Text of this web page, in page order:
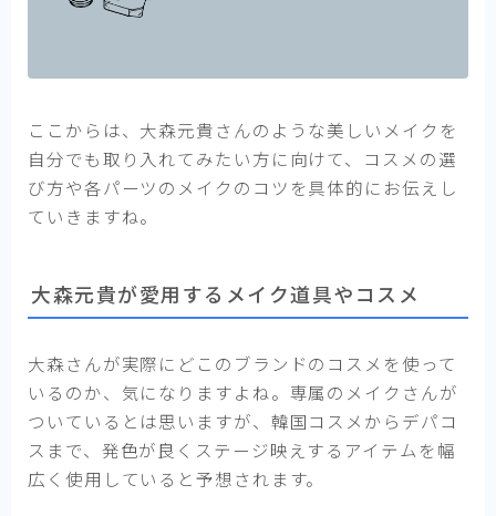
ここからは、大森元貴さんのような美しいメイクを
自分でも取り入れてみたい方に向けて、コスメの選
び方や各パーツのメイクのコツを具体的にお伝えし
ていきますね。
大森元貴が愛用するメイク道具やコスメ
大森さんが実際にどこのブランドのコスメを使って
いるのか、気になりますよね。専属のメイクさんが
ついているとは思いますが、韓国コスメからデパコ
スまで、発色が良くステージ映えするアイテムを幅
広く使用していると予想されます。